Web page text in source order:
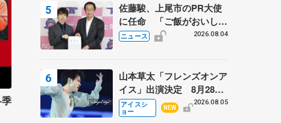
佐藤駿、上尾市のPR大使
に任命 「ご飯がおいし
く、住みやすいのが魅力」
ニュース 2026.08.04
山本草太「フレンズオンア
イス」出演決定 8月28日
（金）2公演のみ 荒川静
香さんプロデュース、20
アイスシ
ョー
NEW
2026.08.05